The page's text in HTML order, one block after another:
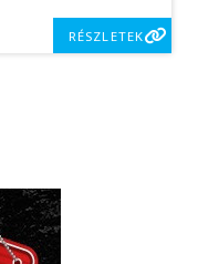
RÉSZLETEK